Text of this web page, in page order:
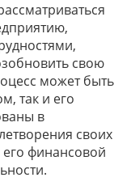
свою
может быть
так и его
в
своих
финансовой